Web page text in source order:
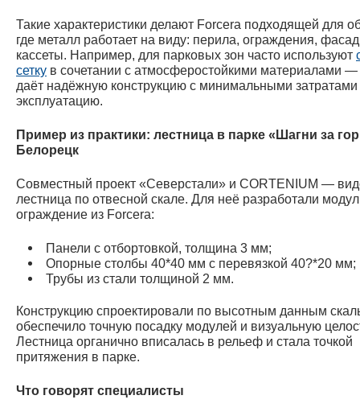
Такие характеристики делают Forcera подходящей для
где металл работает на виду: перила, ограждения,
кассеты. Например, для парковых зон часто используют
сетку в сочетании с атмосферостойкими материалами —
даёт надёжную конструкцию с минимальными затратами
эксплуатацию.
Пример из практики: лестница в парке «Шагни за
Белорецк
Совместный проект «Северстали» и CORTENIUM —
лестница по отвесной скале. Для неё разработали
ограждение из Forcera:
Панели с отбортовкой, толщина 3 мм;
Опорные столбы 40*40 мм с перевязкой 40?*20 мм;
Трубы из стали толщиной 2 мм.
Конструкцию спроектировали по высотным данным
обеспечило точную посадку модулей и визуальную
Лестница органично вписалась в рельеф и стала точкой
притяжения в парке.
Что говорят специалисты